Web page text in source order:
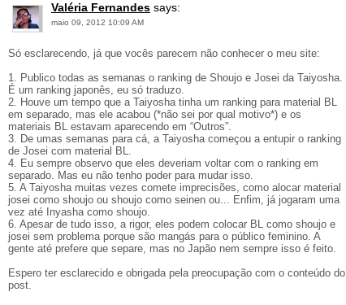
Valéria Fernandes says:
maio 09, 2012 10:09 AM
Só esclarecendo, já que vocês parecem não conhecer o meu site:
1. Publico todas as semanas o ranking de Shoujo e Josei da Taiyosha.
É um ranking japonês, eu só traduzo.
2. Houve um tempo que a Taiyosha tinha um ranking para material BL
em separado, mas ele acabou (*não sei por qual motivo*) e os
materiais BL estavam aparecendo em “Outros”.
3. De umas semanas para cá, a Taiyosha começou a entupir o ranking
de Josei com material BL.
4. Eu sempre observo que eles deveriam voltar com o ranking em
separado. Mas eu não tenho poder para mudar isso.
5. A Taiyosha muitas vezes comete imprecisões, como alocar material
josei como shoujo ou shoujo como seinen ou... Enfim, já jogaram uma
vez até Inyasha como shoujo.
6. Apesar de tudo isso, a rigor, eles podem colocar BL como shoujo e
josei sem problema porque são mangás para o público feminino. A
gente até prefere que separe, mas no Japão nem sempre isso é feito.
Espero ter esclarecido e obrigada pela preocupação com o conteúdo do
post.